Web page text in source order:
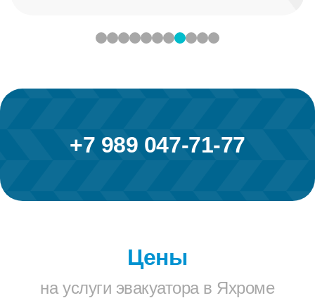
+7 989 047-71-77
Цены
на услуги эвакуатора в Яхроме